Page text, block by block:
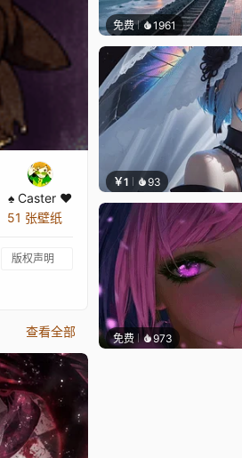
♠ Caster ♥
51 张壁纸
版权声明
查看全部
免费 1961
￥1 93
免费 973